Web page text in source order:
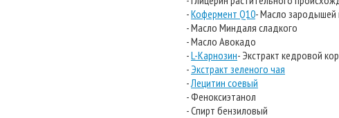
-Кофермент Q10- Масло зародышей
- Масло Миндаля сладкого
- Масло Авокадо
-L-Карнозин- Экстракт кедровой
- Экстракт зеленого чая
-Лецитин соевый
- Феноксиэтанол
- Спирт бензиловый